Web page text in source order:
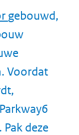
gebouwd,
Voordat
deze